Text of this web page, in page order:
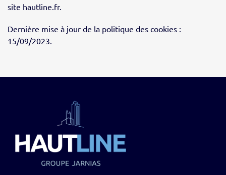
site hautline.fr.
Dernière mise à jour de la politique des cookies :
15/09/2023.